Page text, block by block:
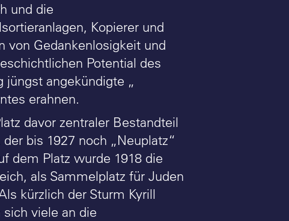
und die
Kopierer und
von Gedankenlosigkeit und
Potential des
jüngst angekündigte „
erahnen.
davor zentraler Bestandteil
bis 1927 noch „Neuplatz“
dem Platz wurde 1918 die
als Sammelplatz für Juden
kürzlich der Sturm Kyrill
viele an die